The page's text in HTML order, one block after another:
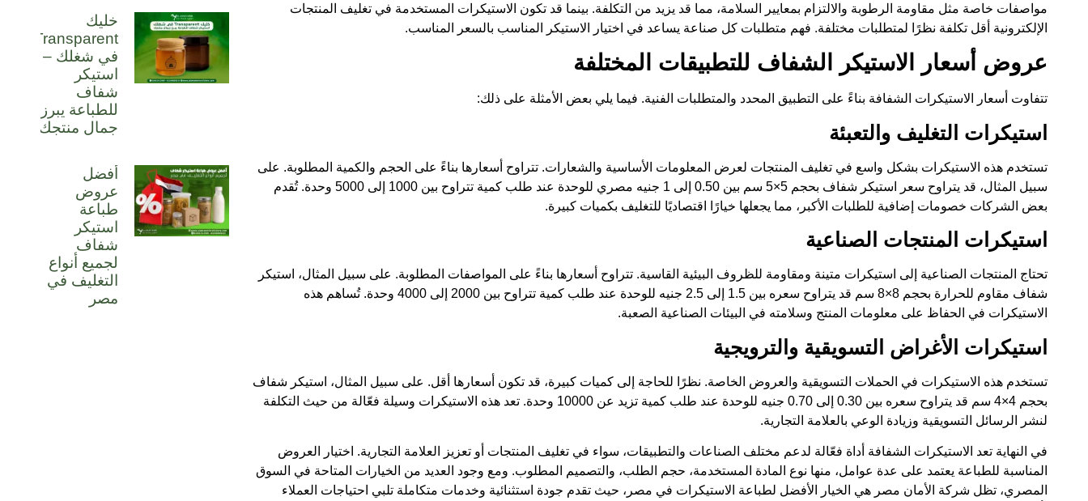
مواصفات خاصة مثل مقاومة الرطوبة والالتزام بمعايير السلامة، مما قد يزيد من التكلفة. بينما قد تكون الاستيكرات المستخدمة في تغليف المنتجات
الإلكترونية أقل تكلفة نظرًا لمتطلبات مختلفة. فهم متطلبات كل صناعة يساعد في اختيار الاستيكر المناسب بالسعر المناسب.
عروض أسعار الاستيكر الشفاف للتطبيقات المختلفة
تتفاوت أسعار الاستيكرات الشفافة بناءً على التطبيق المحدد والمتطلبات الفنية. فيما يلي بعض الأمثلة على ذلك:
استيكرات التغليف والتعبئة
تستخدم هذه الاستيكرات بشكل واسع في تغليف المنتجات لعرض المعلومات الأساسية والشعارات. تتراوح أسعارها بناءً على الحجم والكمية المطلوبة. على
سبيل المثال، قد يتراوح سعر استيكر شفاف بحجم 5×5 سم بين 0.50 إلى 1 جنيه مصري للوحدة عند طلب كمية تتراوح بين 1000 إلى 5000 وحدة. تُقدم
بعض الشركات خصومات إضافية للطلبات الأكبر، مما يجعلها خيارًا اقتصاديًا للتغليف بكميات كبيرة.
استيكرات المنتجات الصناعية
تحتاج المنتجات الصناعية إلى استيكرات متينة ومقاومة للظروف البيئية القاسية. تتراوح أسعارها بناءً على المواصفات المطلوبة. على سبيل المثال، استيكر
شفاف مقاوم للحرارة بحجم 8×8 سم قد يتراوح سعره بين 1.5 إلى 2.5 جنيه للوحدة عند طلب كمية تتراوح بين 2000 إلى 4000 وحدة. تُساهم هذه
الاستيكرات في الحفاظ على معلومات المنتج وسلامته في البيئات الصناعية الصعبة.
استيكرات الأغراض التسويقية والترويجية
تستخدم هذه الاستيكرات في الحملات التسويقية والعروض الخاصة. نظرًا للحاجة إلى كميات كبيرة، قد تكون أسعارها أقل. على سبيل المثال، استيكر شفاف
بحجم 4×4 سم قد يتراوح سعره بين 0.30 إلى 0.70 جنيه للوحدة عند طلب كمية تزيد عن 10000 وحدة. تعد هذه الاستيكرات وسيلة فعّالة من حيث التكلفة
لنشر الرسائل التسويقية وزيادة الوعي بالعلامة التجارية.
في النهاية تعد الاستيكرات الشفافة أداة فعّالة لدعم مختلف الصناعات والتطبيقات، سواء في تغليف المنتجات أو تعزيز العلامة التجارية. اختيار العروض
المناسبة للطباعة يعتمد على عدة عوامل، منها نوع المادة المستخدمة، حجم الطلب، والتصميم المطلوب. ومع وجود العديد من الخيارات المتاحة في السوق
المصري، تظل شركة الأمان مصر هي الخيار الأفضل لطباعة الاستيكرات في مصر، حيث تقدم جودة استثنائية وخدمات متكاملة تلبي احتياجات العملاء
خليك
Transparent
في شغلك –
استيكر
شفاف
للطباعة يبرز
جمال منتجك
أفضل
عروض
طباعة
استيكر
شفاف
لجميع أنواع
التغليف في
مصر